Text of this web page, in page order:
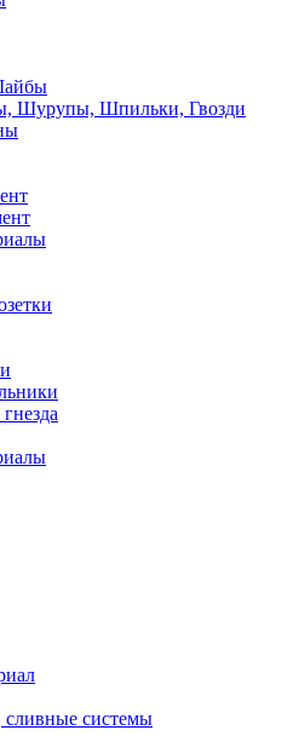
Шурупы, Шпильки, Гвозди
системы